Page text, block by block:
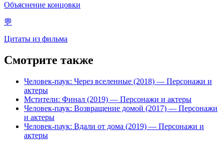
Объяснение концовки
💬
Цитаты из фильма
Смотрите также
Человек-паук: Через вселенные (2018) — Персонажи и
актеры
Мстители: Финал (2019) — Персонажи и актеры
Человек-паук: Возвращение домой (2017) — Персонажи
и актеры
Человек-паук: Вдали от дома (2019) — Персонажи и
актеры